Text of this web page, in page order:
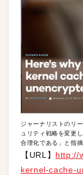
ジャーナリストのリ
ュリティ戦略を変更
合理化である」と指摘
【URL】 http://
kernel-cache-